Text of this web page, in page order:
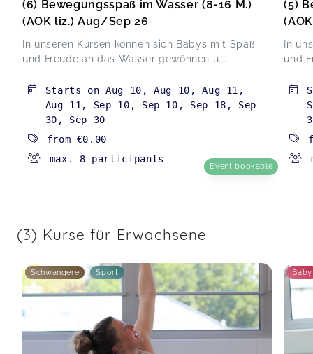
(6) Bewegungsspaß im Wasser (8-16 M.)
(AOK liz.) Aug/Sep 26
In unseren Kursen können sich Babys mit Spaß
und Freude an das Wasser gewöhnen u...
Starts onAug 10 ,Aug 10 ,Aug 11 ,
Aug 11, Sep 10 , Sep 10 , Sep 18 , Sep
30 , Sep 30
from €0.00
max. 8 participants
Event bookable
(5)
In
und
(3) Kurse für Erwachsene
Schwangere Sport Baby